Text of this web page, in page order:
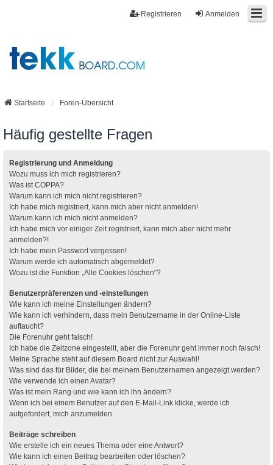
Anmelden
Registrieren
Startseite Foren-Übersicht
Häufig gestellte Fragen
Registrierung und Anmeldung
Wozu muss ich mich registrieren?
Was ist COPPA?
Warum kann ich mich nicht registrieren?
Ich habe mich registriert, kann mich aber nicht anmelden!
Warum kann ich mich nicht anmelden?
Ich habe mich vor einiger Zeit registriert, kann mich aber nicht mehr
anmelden?!
Ich habe mein Passwort vergessen!
Warum werde ich automatisch abgemeldet?
Wozu ist die Funktion „Alle Cookies löschen“?
Benutzerpräferenzen und -einstellungen
Wie kann ich meine Einstellungen ändern?
Wie kann ich verhindern, dass mein Benutzername in der Online-Liste
auftaucht?
Die Forenuhr geht falsch!
Ich habe die Zeitzone eingestellt, aber die Forenuhr geht immer noch falsch!
Meine Sprache steht auf diesem Board nicht zur Auswahl!
Was sind das für Bilder, die bei meinem Benutzernamen angezeigt werden?
Wie verwende ich einen Avatar?
Was ist mein Rang und wie kann ich ihn ändern?
Wenn ich bei einem Benutzer auf den E-Mail-Link klicke, werde ich
aufgefordert, mich anzumelden.
Beiträge schreiben
Wie erstelle ich ein neues Thema oder eine Antwort?
Wie kann ich einen Beitrag bearbeiten oder löschen?